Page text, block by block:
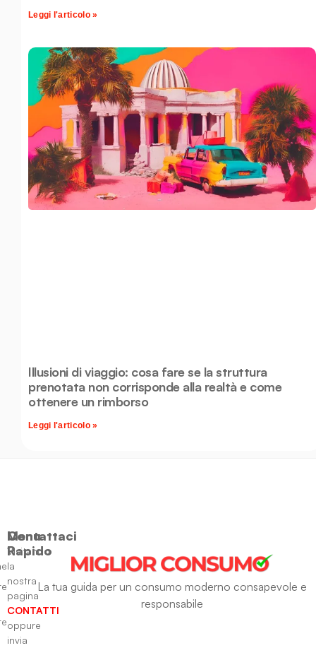
Leggi l'articolo »
Illusioni di viaggio: cosa fare se la struttura
prenotata non corrisponde alla realtà e come
ottenere un rimborso
Leggi l'articolo »
La tua guida per un consumo moderno consapevole e
responsabile
Menu
Rapido
Contattaci
Visitando
la
nostra
pagina
CONTATTI
oppure
invia